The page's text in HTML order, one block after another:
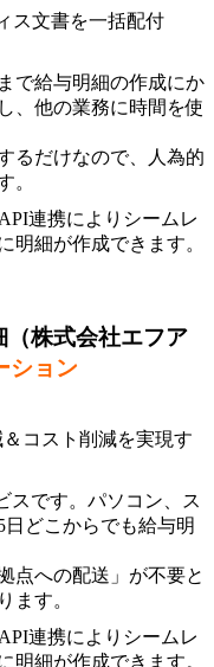
ス文書を一括配付
で給与明細の作成にか
、他の業務に時間を使
るだけなので、人為的
。
連携によりシームレ
明細が作成できます。
（株式会社エフア
ション
コスト削減を実現す
スです。パソコン、ス
どこからでも給与明
点への配送」が不要と
ます。
連携によりシームレ
明細が作成できます。